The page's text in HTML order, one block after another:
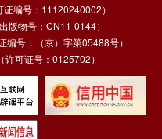
编号：11120240002）
版物号：CN11-0144）
编号：（京）字第05488号）
可证号：0125702）